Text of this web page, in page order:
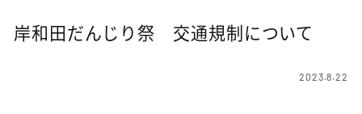
岸和田だんじり祭 交通規制について
2023.8.22